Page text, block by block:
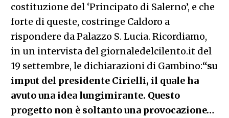
costituzione del ‘Principato di Salerno’, e che
forte di queste, costringe Caldoro a
rispondere da Palazzo S. Lucia. Ricordiamo,
in un intervista del giornaledelcilento.it del
19 settembre, le dichiarazioni di Gambino:“su
imput del presidente Cirielli, il quale ha
avuto una idea lungimirante. Questo
progetto non è soltanto una provocazione…